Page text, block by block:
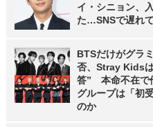
イ・シニョン、
た…SNSで遅れ
BTSだけがグラ
否、Stray Kids
答” 本命不在で
グループは「初
のか